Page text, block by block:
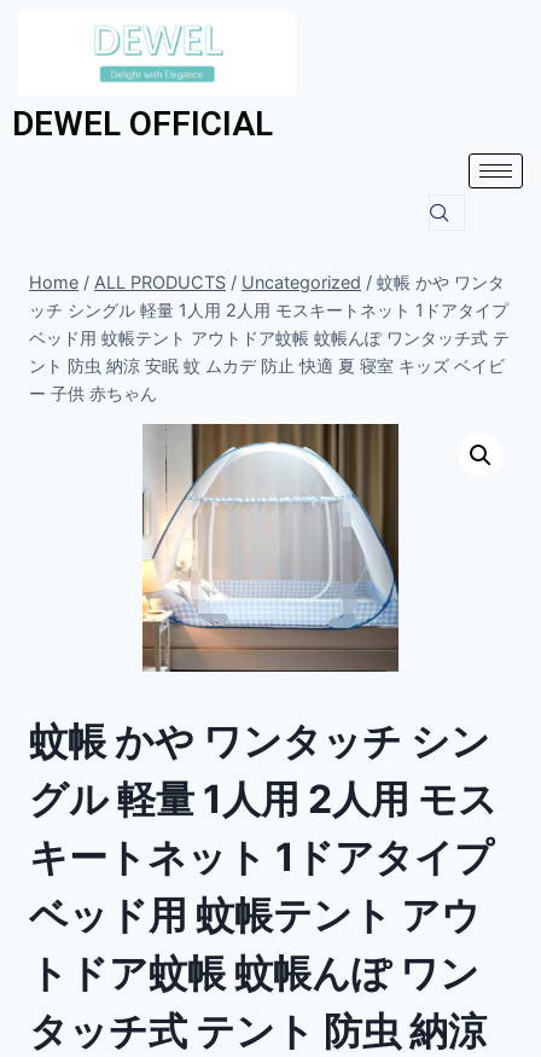
DEWEL OFFICIAL
Home / ALL PRODUCTS / Uncategorized / 蚊帳 かや ワンタ
ッチ シングル 軽量 1人用 2人用 モスキートネット 1ドアタイプ
ベッド用 蚊帳テント アウトドア蚊帳 蚊帳んぽ ワンタッチ式 テ
ント 防虫 納涼 安眠 蚊 ムカデ 防止 快適 夏 寝室 キッズ ベイビ
ー 子供 赤ちゃん
蚊帳 かや ワンタッチ シン
グル 軽量 1人用 2人用 モス
キートネット 1ドアタイプ
ベッド用 蚊帳テント アウ
トドア蚊帳 蚊帳んぽ ワン
タッチ式 テント 防虫 納涼